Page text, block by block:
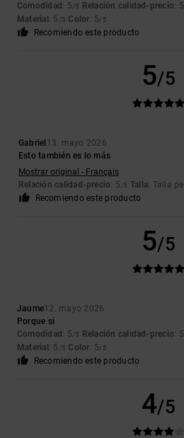
Comodidad : 5/5 Relación calidad-precio: 5
Material : 5 /5 Color: 5/5
Recomiendo este producto
5/5
Gabriel 13. mayo 2026
Esto también es lo más
Mostrar original - Français
Relación calidad-precio: 5/5 Talla: Talla
Recomiendo este producto
5/5
Jaume12. mayo 2026
Porque si
Comodidad : 5/5 Relación calidad-precio: 5
Material : 5 /5 Color: 5/5
Recomiendo este producto
4/5